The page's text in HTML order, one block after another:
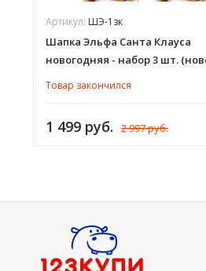
Артикул: ШЭ-1зк
Шапка Эльфа Санта Клауса
новогодняя - набор 3 шт.
Мороза, Снегурочки) зеленый,
женщин, флис, ШЭ-1зк
Товар закончился
1 499 руб. 2 997 руб.